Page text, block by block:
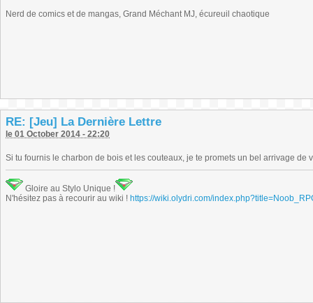
Nerd de comics et de mangas, Grand Méchant MJ, écureuil chaotique
RE: [Jeu] La Dernière Lettre
le 01 October 2014 - 22:20
Si tu fournis le charbon de bois et les couteaux, je te promets un bel arrivage de
Gloire au Stylo Unique !
N'hésitez pas à recourir au wiki ! https://wiki.olydri.com/